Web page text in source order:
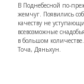
В Поднебесной по-
жемчуг. Появились
качеству не
всевозможные
в большом
Точа, Дяньхун.